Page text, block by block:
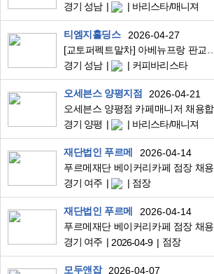
경기 성남
바리스타/매니져
티엠지홀딩스
2026-04-27
경기 성남
커피바리스타
오세븐스 양평지점
2026-04-21
오
경기 양평
바리스타/매니져
재단법인 푸르메
2026-04-14
경기 여주
점장
재단법인 푸르메
2026-04-14
경기 여주
2026-04-9 점장
모두앤잡
2026-04-07